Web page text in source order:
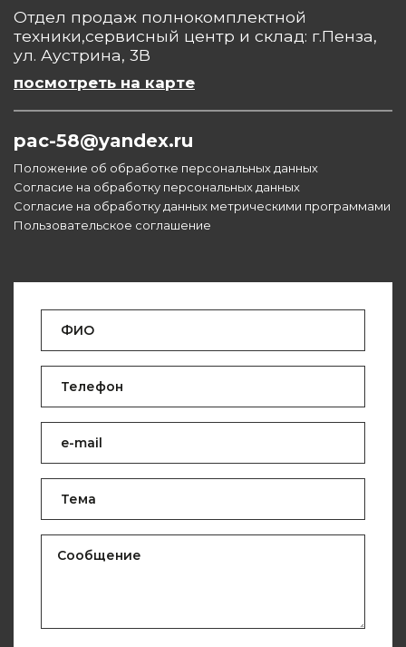
Отдел продаж полнокомплектной
техники,сервисный центр и склад: г.Пенза,
ул. Аустрина, 3В
посмотреть на карте
pac-58@yandex.ru
Положение об обработке персональных данных
Согласие на обработку персональных данных
Согласие на обработку данных метрическими программами
Пользовательское соглашение